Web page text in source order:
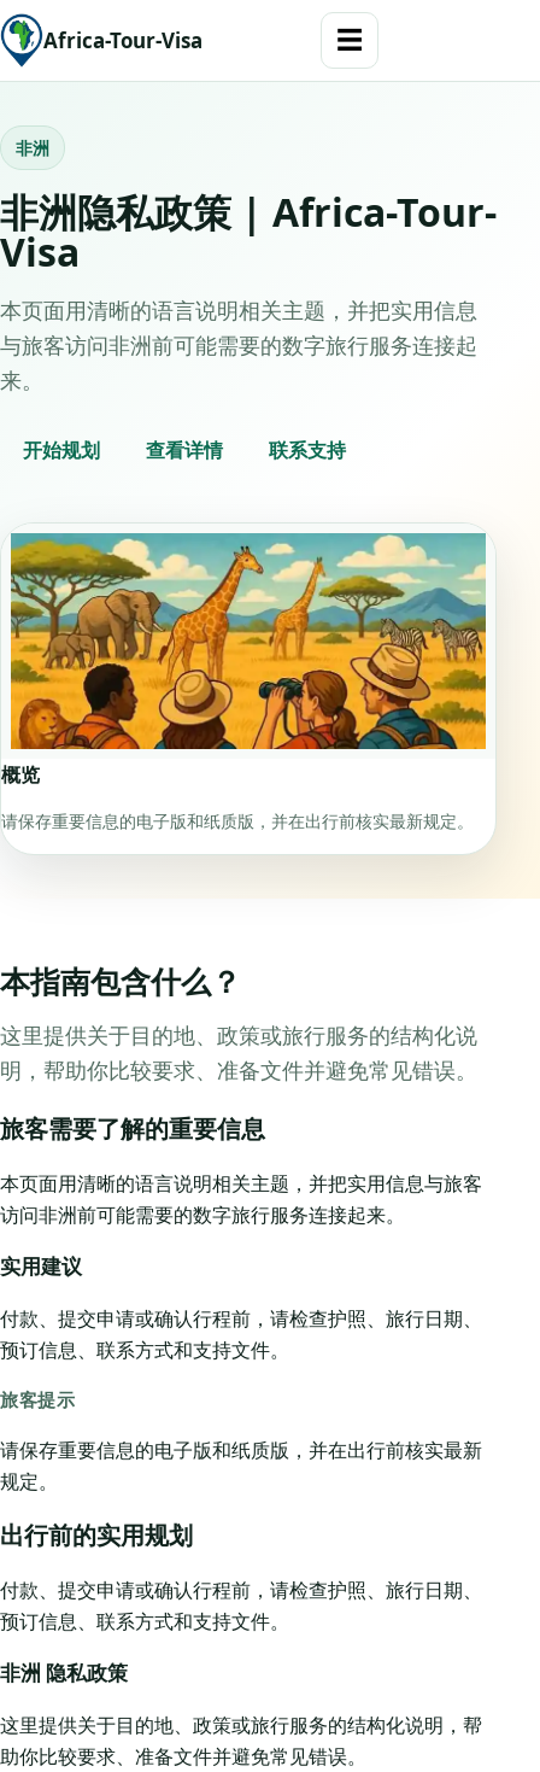
Africa-Tour-Visa ☰
非洲
非洲隐私政策 | Africa-Tour-
Visa
本页面用清晰的语言说明相关主题，并把实用信息
与旅客访问非洲前可能需要的数字旅行服务连接起
来。
开始规划 查看详情 联系支持
概览
请保存重要信息的电子版和纸质版，并在出行前核实最新规定。
本指南包含什么？
这里提供关于目的地、政策或旅行服务的结构化说
明，帮助你比较要求、准备文件并避免常见错误。
旅客需要了解的重要信息
本页面用清晰的语言说明相关主题，并把实用信息与旅客
访问非洲前可能需要的数字旅行服务连接起来。
实用建议
付款、提交申请或确认行程前，请检查护照、旅行日期、
预订信息、联系方式和支持文件。
旅客提示
请保存重要信息的电子版和纸质版，并在出行前核实最新
规定。
出行前的实用规划
付款、提交申请或确认行程前，请检查护照、旅行日期、
预订信息、联系方式和支持文件。
非洲 隐私政策
这里提供关于目的地、政策或旅行服务的结构化说明，帮
助你比较要求、准备文件并避免常见错误。